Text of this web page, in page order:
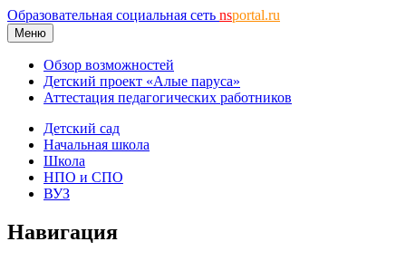
Образовательная социальная сеть nsportal.ru
Меню
Обзор возможностей
Детский проект «Алые паруса»
Аттестация педагогических работников
Детский сад
Начальная школа
Школа
НПО и СПО
ВУЗ
Навигация